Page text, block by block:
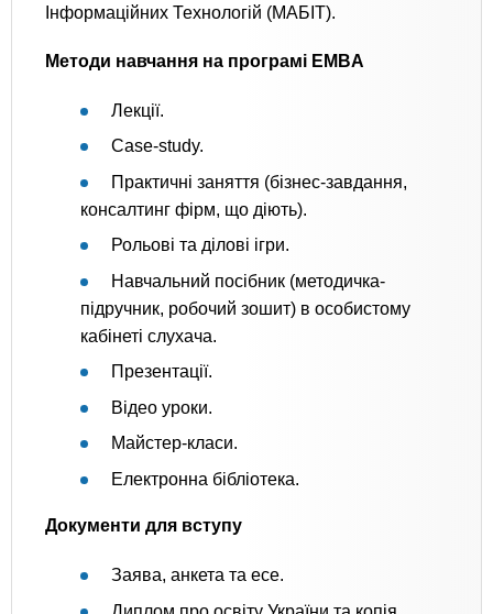
Інформаційних Технологій (МАБІТ).
Методи навчання на програмі EMBA
Лекції.
Сase-study.
Практичні заняття (бізнес-завдання,
консалтинг фірм, що діють).
Рольові та ділові ігри.
Навчальний посібник (методичка-
підручник, робочий зошит) в особистому
кабінеті слухача.
Презентації.
Відео уроки.
Майстер-класи.
Електронна бібліотека.
Документи для вступу
Заява, анкета та есе.